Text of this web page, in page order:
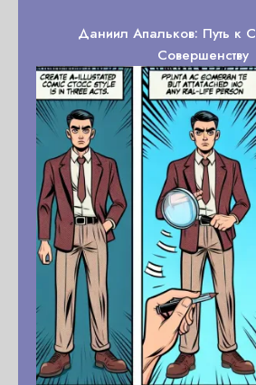
Даниил Апальков: Путь к
Совершенству